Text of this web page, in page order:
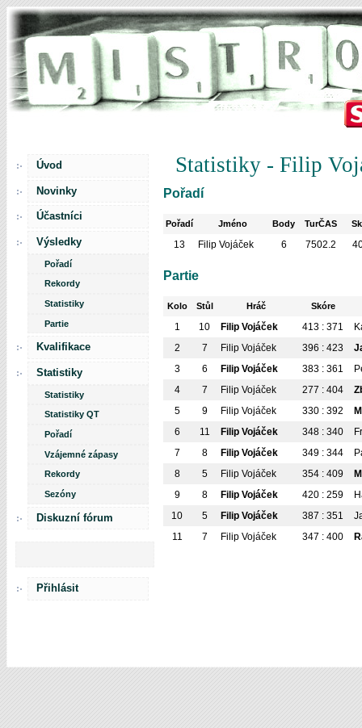
Úvod
Novinky
Účastníci
Výsledky
Pořadí
Rekordy
Statistiky
Partie
Kvalifikace
Statistiky
Statistiky
Statistiky QT
Pořadí
Vzájemné zápasy
Rekordy
Sezóny
Diskuzní fórum
Přihlásit
Statistiky - Filip
Pořadí
Pořadí Jméno Body TurČAS
13 Filip Vojáček 6 7502.2
Partie
Kolo Stůl Hráč Skóre
1 10 Filip Vojáček 413 : 371
2
7 Filip Vojáček 396 : 423
3
6 Filip Vojáček 383 : 361
4
7 Filip Vojáček 277 : 404
5
9 Filip Vojáček 330 : 392
6
11 Filip Vojáček 348 : 340
7
8 Filip Vojáček 349 : 344
8
5 Filip Vojáček 354 : 409
9
8 Filip Vojáček 420 : 259
10
5 Filip Vojáček 387 : 351
11
7 Filip Vojáček 347 : 400